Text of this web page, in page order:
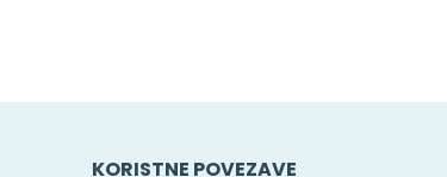
KORISTNE POVEZAVE